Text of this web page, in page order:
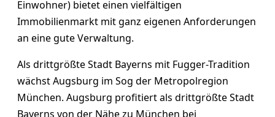
Einwohner) bietet einen vielfältigen
Immobilienmarkt mit ganz eigenen Anforderungen
an eine gute Verwaltung.
Als drittgrößte Stadt Bayerns mit Fugger-Tradition
wächst Augsburg im Sog der Metropolregion
München. Augsburg profitiert als drittgrößte Stadt
Bayerns von der Nähe zu München bei